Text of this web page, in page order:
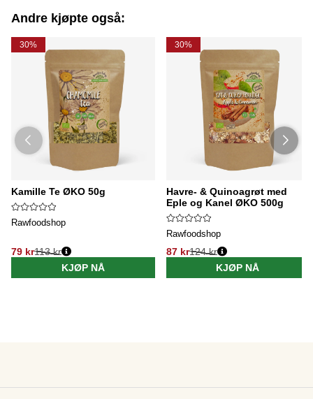
Andre kjøpte også:
30%
Kamille Te ØKO 50g
Rawfoodshop
79 kr113 kr
KJØP NÅ
30%
Havre- & Quinoagrøt med
Eple og Kanel ØKO 500g
Rawfoodshop
87 kr124 kr
KJØP NÅ